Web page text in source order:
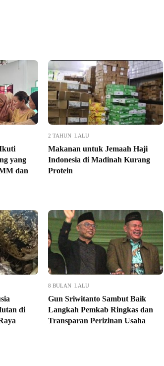
yang
dan
2 TAHUN LALU
Makanan untuk Jemaah Haji
Indonesia di Madinah Kurang
Protein
di
8 BULAN LALU
Gun Sriwitanto Sambut Baik
Langkah Pemkab Ringkas dan
Transparan Perizinan Usaha